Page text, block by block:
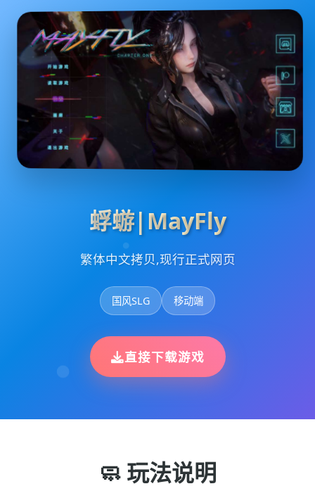
蜉蝣|MayFly
繁体中文拷贝,现行正式网页
国风SLG 移动端
直接下载游戏
🧼 玩法说明